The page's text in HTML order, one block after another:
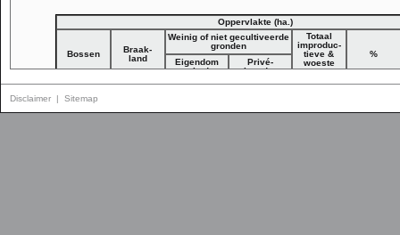
Oppervlakte (ha.)
Bossen
Braak-
land
Weinig of niet gecultiveerde
gronden
Totaal
improduc-
tieve &
woeste
gronden
%
Eigendom
overheden
Privé-
eigendom
168,83
87,86 146,71 106,14 509,54 31,5
Disclaimer | Sitemap